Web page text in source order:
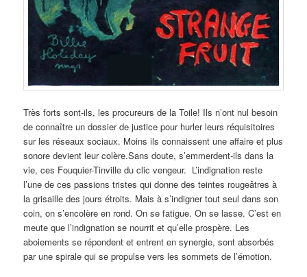
Très forts sont-ils, les procureurs de la Toile! Ils n’ont nul besoin
de connaître un dossier de justice pour hurler leurs réquisitoires
sur les réseaux sociaux. Moins ils connaissent une affaire et plus
sonore devient leur colère.Sans doute, s’emmerdent-ils dans la
vie, ces Fouquier-Tinville du clic vengeur. L’indignation reste
l’une de ces passions tristes qui donne des teintes rougeâtres à
la grisaille des jours étroits. Mais à s’indigner tout seul dans son
coin, on s’encolère en rond. On se fatigue. On se lasse. C’est en
meute que l’indignation se nourrit et qu’elle prospère. Les
aboiements se répondent et entrent en synergie, sont absorbés
par une spirale qui se propulse vers les sommets de l’émotion.